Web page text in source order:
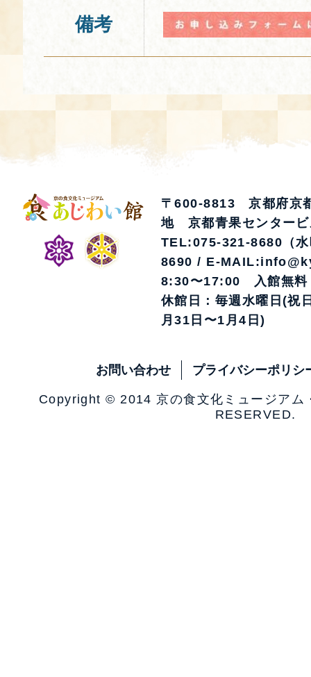
備考
〒600-8813 京都府京
地 京都青果センタービ
TEL:075-321-8680（
8690 / E-
8:30〜17:00 入館無料
休館日：毎週水曜日(祝
月31日〜1月4日)
お問い合わせ プライバシーポリシ
Copyright © 2014 京の食文化ミュージア
RESERVED.